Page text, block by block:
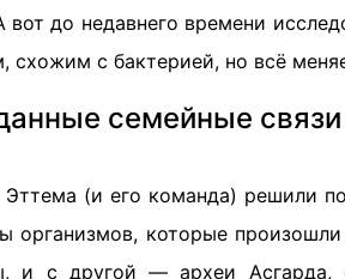
до недавнего времени
с бактерией, но всё
семейные
(и его команда) решили
организмов, которые
с другой — археи Асгарда,